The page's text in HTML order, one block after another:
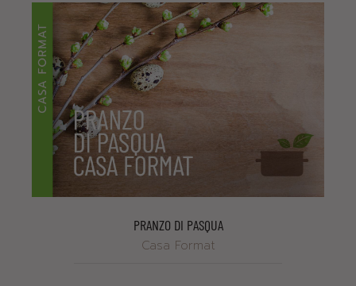
PRANZO DI PASQUA
Casa Format